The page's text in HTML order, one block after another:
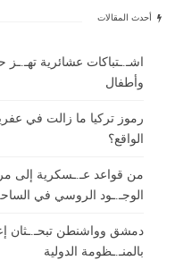
أحدث المقالات
وأطفال
رموز تركيا ما زالت في
الواقع؟
من قواعد عـ.ـسكرية إلى
الوجـ.ـود الروسي في
دمشق وواشنطن تبحـ.ـثان
بالمنـ.ـظومة الدولية